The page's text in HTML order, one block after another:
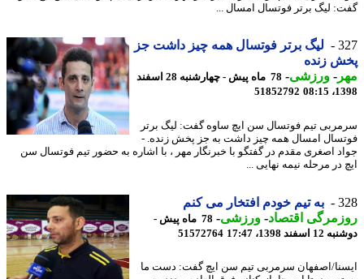
لیگ برتر فوتسال امسال ...
لیگ برتر فوتسال همه چیز داشت جز
زنده
-ورزشی-
78 ماه پیش - چهارشنبه 28 اسفند
51852792
تیم فوتسال سن ایچ ساوه گفت: لیگ برتر
امسال همه چیز داشت به جز پخش زنده. -
اصغری مقدم در گفتگو با خبرنگار مهر ، با اشاره به حضور تیم فوتسال سن
در مرحله نیمه نهایی ...
به تیم خودم افتخار می کنم
اقتصاد-ورزشی-
78 ماه پیش -
1398، 17:47
51572764
اصفهان سرمربی تیم سن ایچ گفت: دست ما